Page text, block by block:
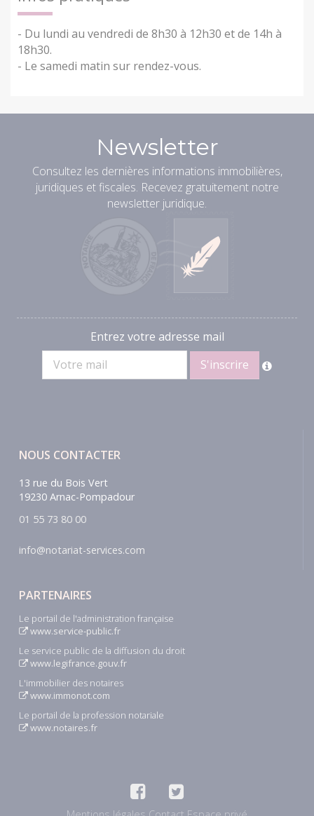
- Du lundi au vendredi de 8h30 à 12h30 et de 14h à
18h30.
- Le samedi matin sur rendez-vous.
Newsletter
Consultez les dernières informations immobilières,
juridiques et fiscales. Recevez gratuitement notre
newsletter juridique.
Entrez votre adresse mail
NOUS CONTACTER
13 rue du Bois Vert
19230 Arnac-Pompadour
01 55 73 80 00
info@notariat-services.com
PARTENAIRES
Le portail de l'administration française
www.service-public.fr
Le service public de la diffusion du droit
www.legifrance.gouv.fr
L'immobilier des notaires
www.immonot.com
Le portail de la profession notariale
www.notaires.fr